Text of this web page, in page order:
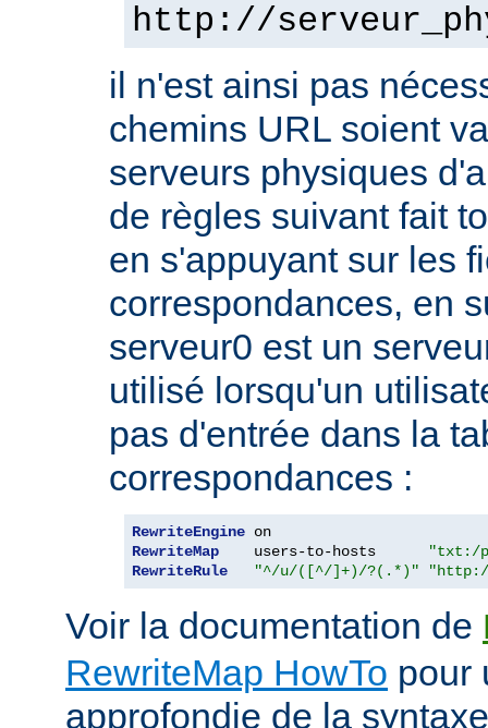
http://
il n'est ainsi pas
chemins URL soient
serveurs physiques
de règles suivant fait
en s'appuyant sur les
correspondances, en
serveur0 est un
utilisé lorsqu'un
pas d'entrée dans la
correspondances :
RewriteEngine
RewriteMap
    users-to-hosts
"txt:/
RewriteRule
"^/u/([^/]+)/?(.*)"
Voir la documentation de
RewriteMap HowTo pour
approfondie de la